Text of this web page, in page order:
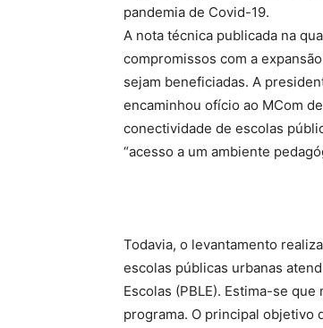
pandemia de Covid-19.
A nota técnica publicada na
compromissos com a
sejam beneficiadas. A
encaminhou ofício ao MCom
conectividade de escolas
“acesso a um ambiente
Todavia, o levantamento
escolas públicas urbanas
Escolas (PBLE). Estima-se
programa. O principal objetivo